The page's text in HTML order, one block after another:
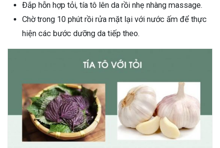
Đắp hỗn hợp tỏi, tía tô lên da rồi nhẹ nhàng massage.
Chờ trong 10 phút rồi rửa mặt lại với nước ấm để thực
hiện các bước dưỡng da tiếp theo.